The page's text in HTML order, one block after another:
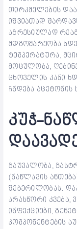
თირკმელების
იშვიათად
აგრესიულად
მდგომარეობა
ტემპერატურა,
მოცულობა,
ცხოველის კანი
ჩნდება აცეტონის
კუჭ-
გაუვალობა,
(ნაწლავის
შებერილობას.
არასწორი კვება,
ინფექციები,
კომპონენტების